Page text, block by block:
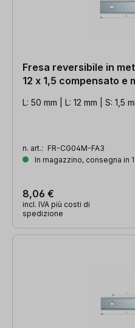
Fresa reversibile in
12 x 1,5 compensato e
L: 50 mm | L: 12 mm | S: 1,5
n. art.: FR-CG04M-FA3
In magazzino, consegna in
8,06 €
incl. IVA più costi di
spedizione